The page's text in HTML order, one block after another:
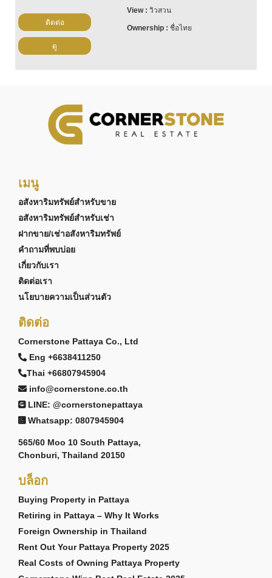
วิวสวน
ชื่อไทย
ติดต่อ
ดู
เมนู
อสังหาริมทรัพย์สำหรับขาย
อสังหาริมทรัพย์สำหรับเช่า
ฝากขาย/เช่าอสังหาริมทรัพย์
คำถามที่พบบ่อย
เกี่ยวกับเรา
ติดต่อเรา
นโยบายความเป็นส่วนตัว
ติดต่อ
Cornerstone Pattaya Co., Ltd
Eng +6638411250
Thai +66807945904
info@cornerstone.co.th
LINE: @cornerstonepattaya
Whatsapp: 0807945904
565/60 Moo 10 South Pattaya,
Chonburi, Thailand 20150
บล็อก
Buying Property in Pattaya
Retiring in Pattaya – Why It Works
Foreign Ownership in Thailand
Rent Out Your Pattaya Property 2025
Real Costs of Owning Pattaya Property